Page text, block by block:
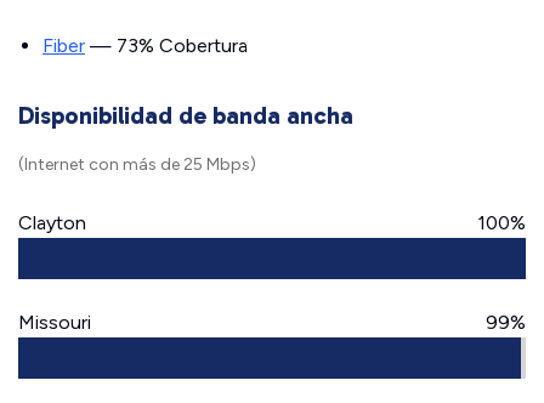
Fiber — 73% Cobertura
Disponibilidad de banda ancha
(Internet con más de 25 Mbps)
Clayton 100%
Missouri 99%